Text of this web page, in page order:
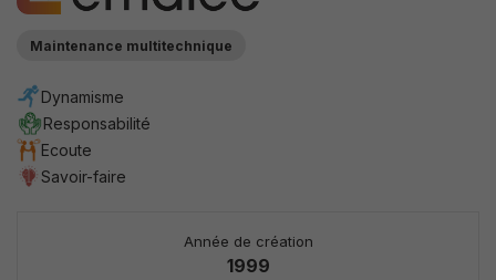
Maintenance multitechnique
Dynamisme
Responsabilité
Ecoute
Savoir-faire
Année de création
1999
fonction de